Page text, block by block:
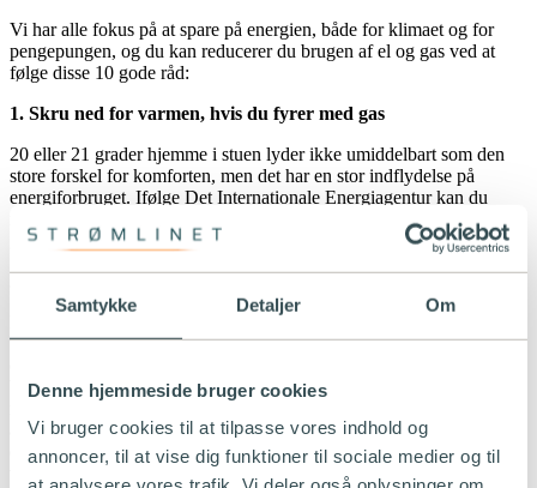
Samtykke Detaljer Om
Denne hjemmeside bruger cookies
Vi bruger cookies til at tilpasse vores indhold og
annoncer, til at vise dig funktioner til sociale medier og til
Vi har alle fokus på at spare på energien, både for klimaet og for
pengepungen, og du kan reducerer du brugen af el og gas ved at
følge disse 10 gode råd:
1. Skru ned for varmen, hvis du fyrer med gas
20 eller 21 grader hjemme i stuen lyder ikke umiddelbart som den
store forskel for komforten, men det har en stor indflydelse på
energiforbruget. Ifølge Det Internationale Energiagentur kan du
reducere gasforbruget med cirka 7 procent, hvis du skruer en enkelt
grad ned for varmen derhjemme.
Det lyder umiddelbart ikke rart, men måske det hjælper, hvis du
tænker på, at du gør en lille forskel, når du hopper lidt tidligere ud af
bolig, varmer det også dit vand, og derfor kan kortere bade være en
af en husstands gasforbrug går til at varme vand op. Det gælder også
det varme vand i hanen, når du skal vaske op og det varme vand i